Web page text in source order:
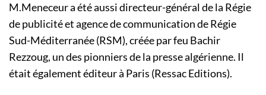
M.Meneceur a été aussi directeur-général de la Régie
de publicité et agence de communication de Régie
Sud-Méditerranée (RSM), créée par feu Bachir
Rezzoug, un des pionniers de la presse algérienne. Il
était également éditeur à Paris (Ressac Editions).